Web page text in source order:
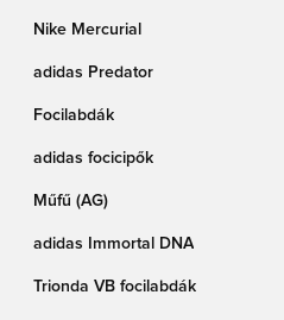
Nike Mercurial
adidas Predator
Focilabdák
adidas focicipők
Műfű (AG)
adidas Immortal DNA
Trionda VB focilabdák